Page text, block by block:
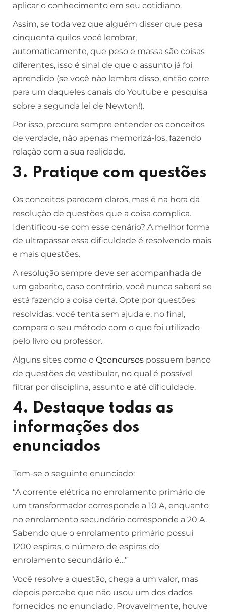
aplicar o conhecimento em seu cotidiano.
Assim, se toda vez que alguém disser que pesa
cinquenta quilos você lembrar,
automaticamente, que peso e massa são coisas
diferentes, isso é sinal de que o assunto já foi
aprendido (se você não lembra disso, então corre
para um daqueles canais do Youtube e pesquisa
sobre a segunda lei de Newton!).
Por isso, procure sempre entender os conceitos
de verdade, não apenas memorizá-los, fazendo
relação com a sua realidade.
3. Pratique com questões
Os conceitos parecem claros, mas é na hora da
resolução de questões que a coisa complica.
Identificou-se com esse cenário? A melhor forma
de ultrapassar essa dificuldade é resolvendo mais
e mais questões.
A resolução sempre deve ser acompanhada de
um gabarito, caso contrário, você nunca saberá se
está fazendo a coisa certa. Opte por questões
resolvidas: você tenta sem ajuda e, no final,
compara o seu método com o que foi utilizado
pelo livro ou professor.
Alguns sites como o Qconcursos possuem banco
de questões de vestibular, no qual é possível
filtrar por disciplina, assunto e até dificuldade.
4. Destaque todas as
informações dos
enunciados
Tem-se o seguinte enunciado:
“A corrente elétrica no enrolamento primário de
um transformador corresponde a 10 A, enquanto
no enrolamento secundário corresponde a 20 A.
Sabendo que o enrolamento primário possui
1200 espiras, o número de espiras do
enrolamento secundário é…”
Você resolve a questão, chega a um valor, mas
depois percebe que não usou um dos dados
fornecidos no enunciado. Provavelmente, houve